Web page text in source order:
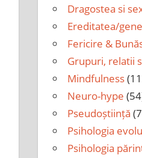
Dragostea si
Ereditatea/
Fericire &
Grupuri, relatii
Mindfulness
Neuro-hype
Pseudoștiință
Psihologia
Psihologia